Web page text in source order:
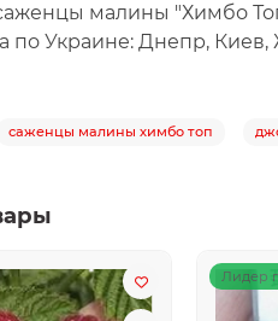
малины "Химбо
по Украине: Днепр, Киев,
саженцы малины химбо топ
Лидер